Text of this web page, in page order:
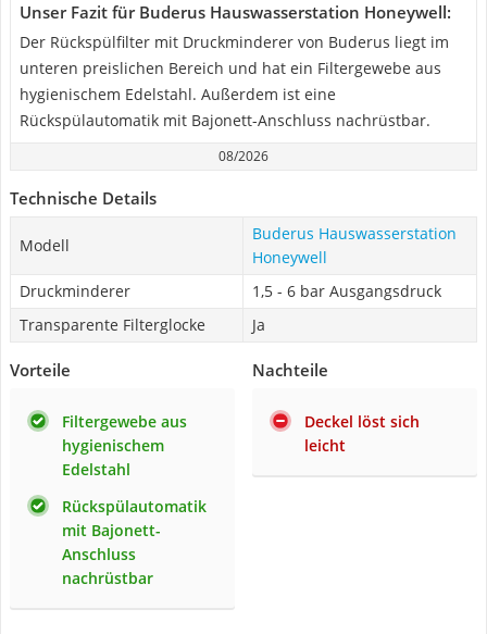
Unser Fazit für Buderus Hauswasserstation Honeywell:
Der Rückspülfilter mit Druckminderer von Buderus liegt im
unteren preislichen Bereich und hat ein Filtergewebe aus
hygienischem Edelstahl. Außerdem ist eine
Rückspülautomatik mit Bajonett-Anschluss nachrüstbar.
08/2026
Technische Details
Modell
Buderus Hauswasserstation
Honeywell
Druckminderer
1,5 - 6 bar Ausgangsdruck
Transparente Filterglocke
Ja
Vorteile
Filtergewebe aus
hygienischem
Edelstahl
Rückspülautomatik
mit Bajonett-
Anschluss
nachrüstbar
Nachteile
Deckel löst sich
leicht